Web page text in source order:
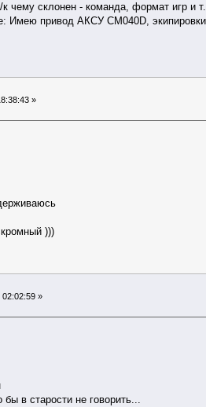
чему склонен - команда, формат игр и
Имею привод АКСУ CM040D,
»
)))
»
в старости не говорить...